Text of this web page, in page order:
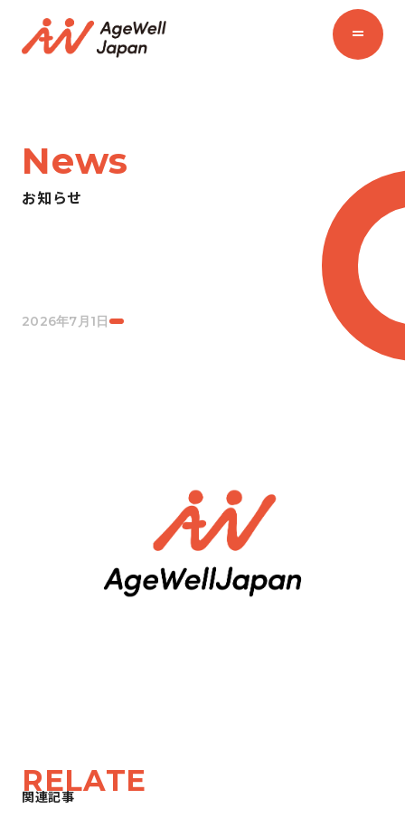
News
お知らせ
2026年7月1日
RELATE
関連記事